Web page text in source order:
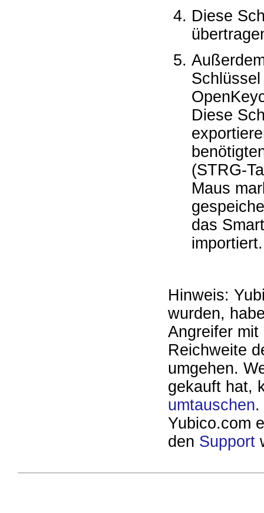
Diese
Diese
(STRG-
Maus
das
importiert.
Hinweis:
wurden,
Angreifer
Reichweite
umgehen.
gekauft hat,
umtauschen.
Yubico.com
den Support